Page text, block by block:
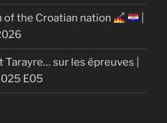
of the Croatian nation
sur les épreuves |
E05